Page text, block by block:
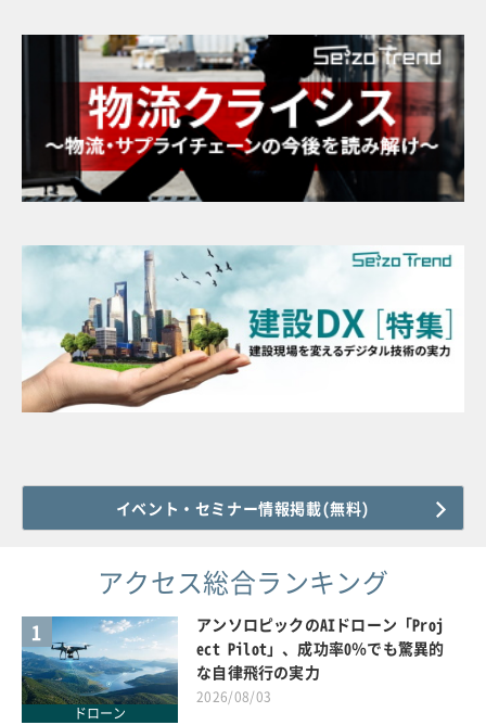
イベント・セミナー情報掲載(無料)
アクセス総合ランキング
1
ドローン
アンソロピックのAIドローン「Proj
ect Pilot」、成功率0％でも驚異的
な自律飛行の実力
2026/08/03